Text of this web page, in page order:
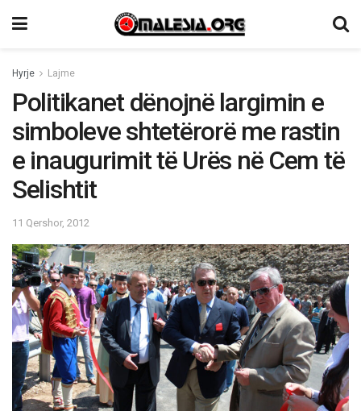
Hyrje Lajme
Politikanet dënojnë largimin e
simboleve shtetërorë me rastin
e inaugurimit të Urës në Cem të
Selishtit
11 Qershor, 2012